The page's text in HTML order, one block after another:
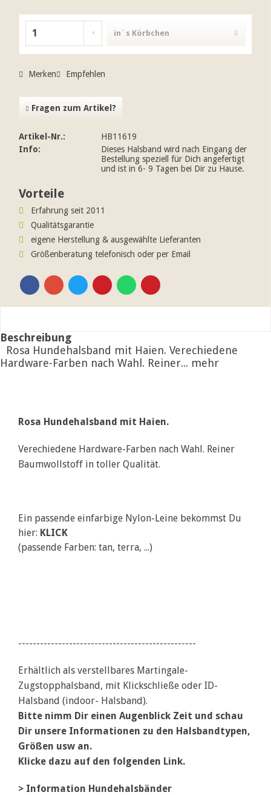
in´s Körbchen
Merken Empfehlen
Fragen zum Artikel?
Artikel-Nr.:
HB11619
Info:
Dieses Halsband wird nach Eingang der
Bestellung speziell für Dich angefertigt
und ist in 6- 9 Tagen bei Dir zu Hause.
Vorteile
Erfahrung seit 2011
Qualitätsgarantie
eigene Herstellung & ausgewählte Lieferanten
Größenberatung telefonisch oder per Email
Beschreibung
Rosa Hundehalsband mit Haien. Verechiedene
Hardware-Farben nach Wahl. Reiner... mehr
Rosa Hundehalsband mit Haien.
Verechiedene Hardware-Farben nach Wahl. Reiner
Baumwollstoff in toller Qualität.
Ein passende einfarbige Nylon-Leine bekommst Du
hier: KLICK
(passende Farben: tan, terra, ...)
-------------------------------------------------
Erhältlich als verstellbares Martingale-
Zugstopphalsband, mit Klickschließe oder ID-
Halsband (indoor- Halsband).
Bitte nimm Dir einen Augenblick Zeit und schau
Dir unsere Informationen zu den Halsbandtypen,
Größen usw an.
Klicke dazu auf den folgenden Link.
> Information Hundehalsbänder